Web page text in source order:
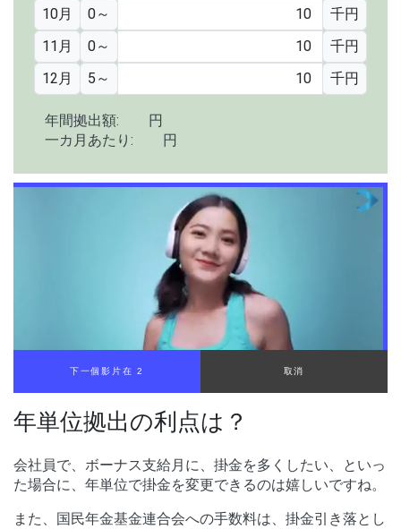
10月
0～
千円
11月
0～
千円
12月
5 ～ 千円
年間拠出額:
円
一カ月あたり:
円
下一個影片在 1 取消
年単位拠出の利点は？
会社員で、ボーナス支給月に、掛金を多くしたい、といっ
た場合に、年単位で掛金を変更できるのは嬉しいですね。
また、国民年金基金連合会への手数料は、掛金引き落とし